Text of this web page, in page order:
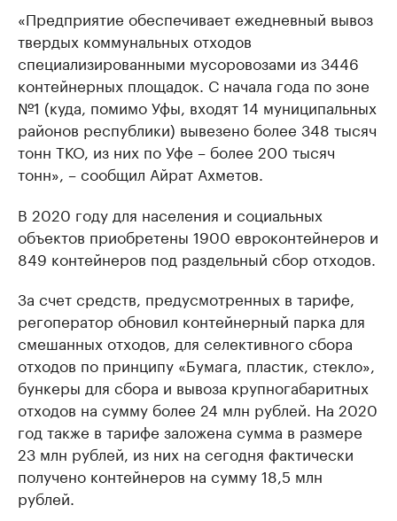
«Предприятие обеспечивает ежедневный вывоз
твердых коммунальных отходов
специализированными мусоровозами из 3446
контейнерных площадок. С начала года по зоне
№1 (куда, помимо Уфы, входят 14 муниципальных
районов республики) вывезено более 348 тысяч
тонн ТКО, из них по Уфе – более 200 тысяч
тонн», – сообщил Айрат Ахметов.
В 2020 году для населения и социальных
объектов приобретены 1900 евроконтейнеров и
849 контейнеров под раздельный сбор отходов.
За счет средств, предусмотренных в тарифе,
регоператор обновил контейнерный парка для
смешанных отходов, для селективного сбора
отходов по принципу «Бумага, пластик, стекло»,
бункеры для сбора и вывоза крупногабаритных
отходов на сумму более 24 млн рублей. На 2020
год также в тарифе заложена сумма в размере
23 млн рублей, из них на сегодня фактически
получено контейнеров на сумму 18,5 млн
рублей.